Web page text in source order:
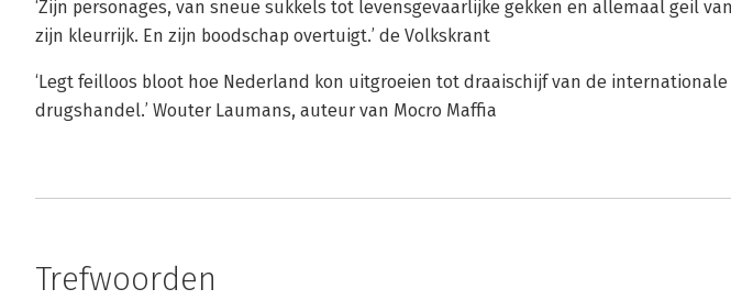
‘Zijn personages, van sneue sukkels tot levensgevaarlijke gekken en allemaal geil
zijn kleurrijk. En zijn boodschap overtuigt.’ de Volkskrant
‘Legt feilloos bloot hoe Nederland kon uitgroeien tot draaischijf van de internationale
drugshandel.’ Wouter Laumans, auteur van Mocro Maffia
Trefwoorden